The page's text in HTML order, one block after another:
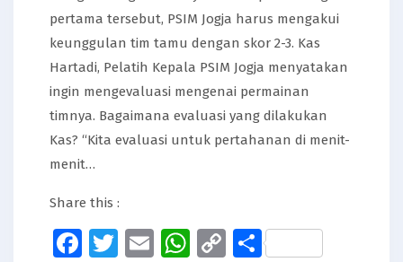
pertama tersebut, PSIM Jogja harus mengakui
keunggulan tim tamu dengan skor 2-3. Kas
Hartadi, Pelatih Kepala PSIM Jogja menyatakan
ingin mengevaluasi mengenai permainan
timnya. Bagaimana evaluasi yang dilakukan
Kas? “Kita evaluasi untuk pertahanan di menit-
menit…
Share this :
Facebook
Twitter
EmailWhatsApp
CopyShare